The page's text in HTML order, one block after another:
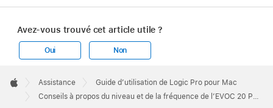
Avez-vous trouvé cet article utile ?
Oui Non
Footer

Apple
Assistance
Guide d’utilisation de Logic Pro pour Mac
Conseils à propos du niveau et de la fréquence de l’EVOC 20 PS de Logic Pro pour Mac